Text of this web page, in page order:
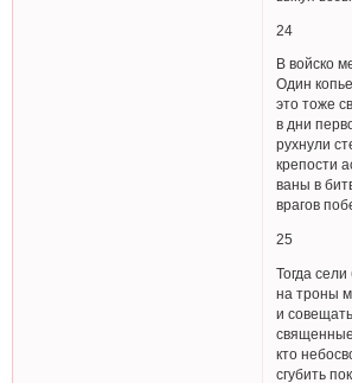
24
В войско
Один копье,
это тоже
в дни
рухнули
крепости
ваны в
врагов
25
Тогда сели
на троны
и
кто
сгубить